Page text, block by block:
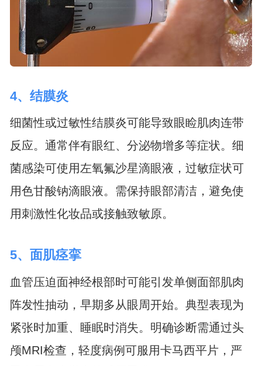
4、结膜炎
细菌性或过敏性结膜炎可能导致眼睑肌肉连带
反应。通常伴有眼红、分泌物增多等症状。细
菌感染可使用左氧氟沙星滴眼液，过敏症状可
用色甘酸钠滴眼液。需保持眼部清洁，避免使
用刺激性化妆品或接触致敏原。
5、面肌痉挛
血管压迫面神经根部时可能引发单侧面部肌肉
阵发性抽动，早期多从眼周开始。典型表现为
紧张时加重、睡眠时消失。明确诊断需通过头
颅MRI检查，轻度病例可服用卡马西平片，严